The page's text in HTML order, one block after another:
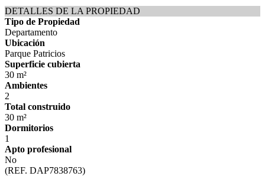
DETALLES DE LA PROPIEDAD
Tipo de Propiedad
Departamento
Ubicación
Parque Patricios
Superficie cubierta
30 m²
Ambientes
2
Total construido
30 m²
Dormitorios
1
Apto profesional
No
(REF. DAP7838763)